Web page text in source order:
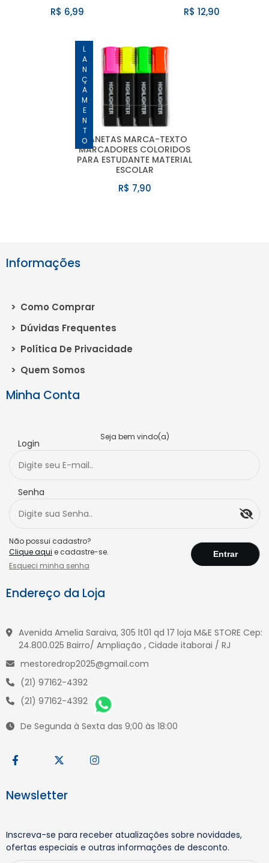
R$ 6,99 R$ 12,90
LANÇAMENTO
CANETAS MARCA-TEXTO
MARCADORES COLORIDOS
PARA ESTUDANTE MATERIAL
ESCOLAR
R$ 7,90
Informações
> Como Comprar
> Dúvidas Frequentes
> Política De Privacidade
> Quem Somos
Minha Conta
Seja bem vindo(a)
Login
Senha
Não possui cadastro?
Clique aqui e cadastre-se.
Esqueci minha senha
Endereço da Loja
Avenida Amelia Saraiva, 305 lt01 qd 17 loja M&E STORE Cep:
24.800.025 Bairro/ Ampliação , Cidade itaborai / RJ
mestoredrop2025@gmail.com
(21) 97162-4392
(21) 97162-4392
De Segunda à Sexta das 9;00 às 18:00
Newsletter
Inscreva-se para receber atualizações sobre novidades,
ofertas especiais e outras informações de desconto.